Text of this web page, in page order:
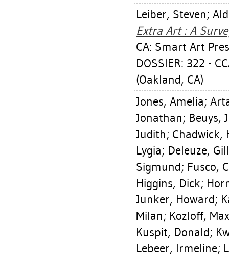
Leiber, Steven;
Extra Art : A
CA: Smart Art
DOSSIER: 322 -
(Oakland, CA)
Jones, Amelia;
Jonathan; Beuys,
Judith; Chadwick,
Lygia; Deleuze,
Sigmund; Fusco,
Higgins, Dick;
Junker, Howard;
Milan; Kozloff, Max
Kuspit, Donald;
Lebeer, Irmeline;